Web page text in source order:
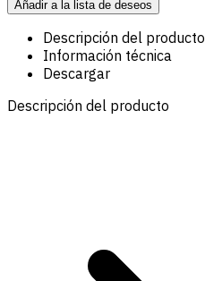
Añadir a la lista de deseos
Descripción del producto
Información técnica
Descargar
Descripción del producto